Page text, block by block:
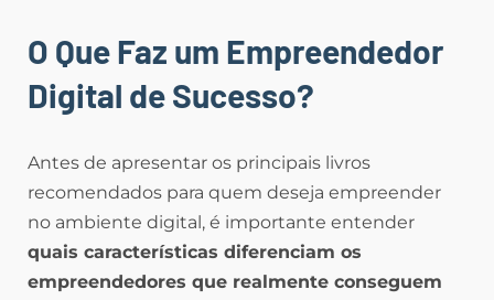
O Que Faz um Empreendedor
Digital de Sucesso?
Antes de apresentar os principais livros
recomendados para quem deseja empreender
no ambiente digital, é importante entender
quais características diferenciam os
empreendedores que realmente conseguem